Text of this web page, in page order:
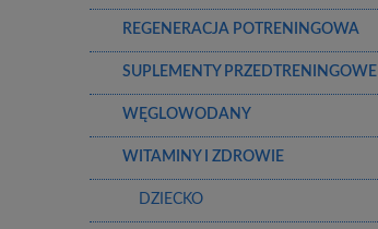
REGENERACJA POTRENINGOWA
SUPLEMENTY PRZEDTRENINGOWE
WĘGLOWODANY
WITAMINY I ZDROWIE
DZIECKO